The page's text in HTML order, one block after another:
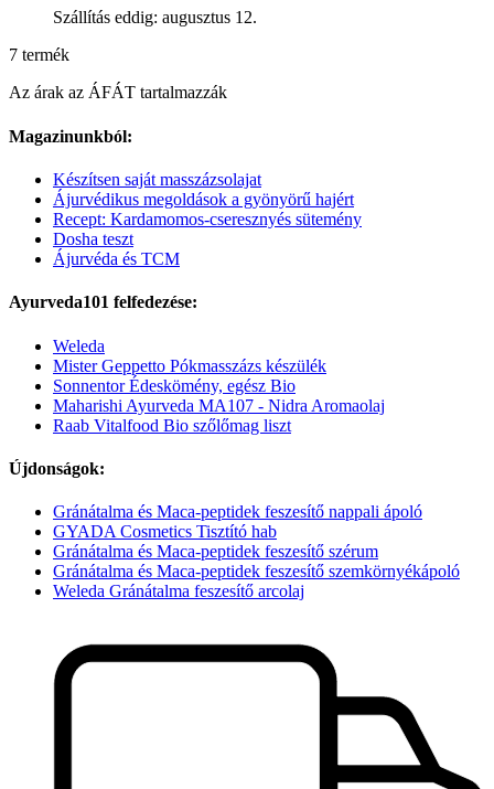
Szállítás eddig: augusztus 12.
7 termék
Az árak az ÁFÁT tartalmazzák
Magazinunkból:
Készítsen saját masszázsolajat
Ájurvédikus megoldások a gyönyörű hajért
Recept: Kardamomos-cseresznyés sütemény
Dosha teszt
Ájurvéda és TCM
Ayurveda101 felfedezése:
Weleda
Mister Geppetto Pókmasszázs készülék
Sonnentor Édeskömény, egész Bio
Maharishi Ayurveda MA107 - Nidra Aromaolaj
Raab Vitalfood Bio szőlőmag liszt
Újdonságok:
Gránátalma és Maca-peptidek feszesítő nappali ápoló
GYADA Cosmetics Tisztító hab
Gránátalma és Maca-peptidek feszesítő szérum
Gránátalma és Maca-peptidek feszesítő szemkörnyékápoló
Weleda Gránátalma feszesítő arcolaj